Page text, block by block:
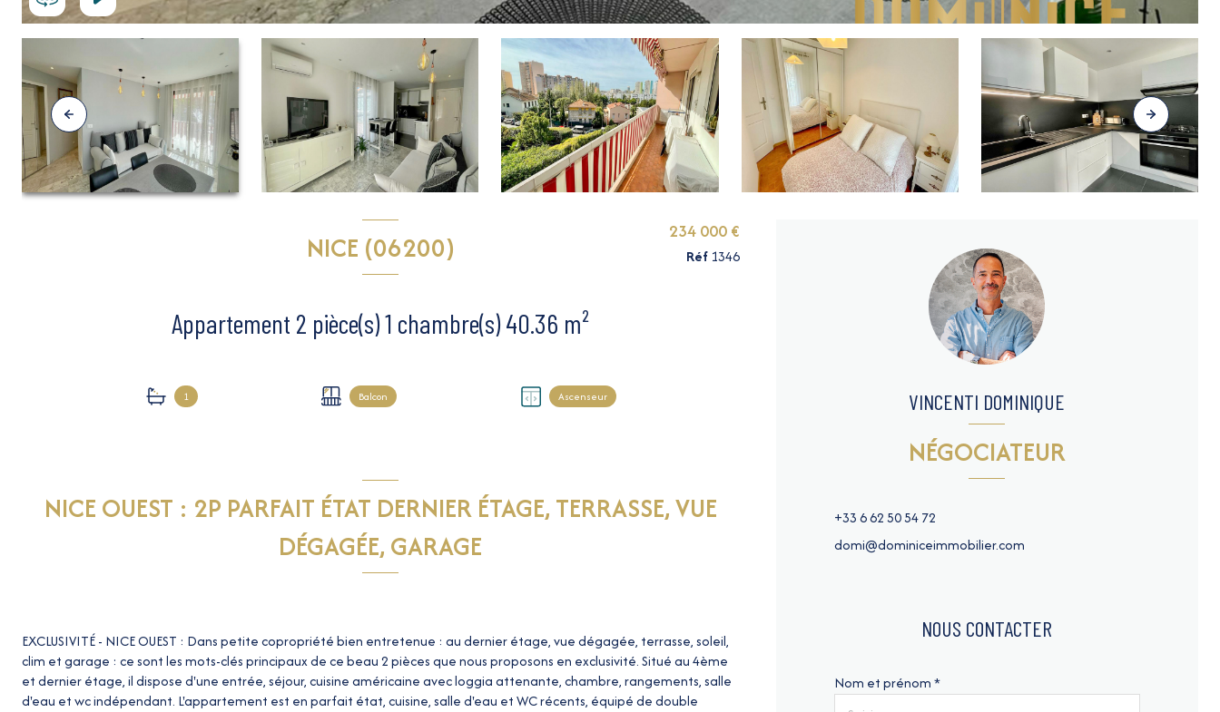
NICE (06200)
Appartement 2 pièce(s) 1 chambre(s) 40.36 m²
1 Balcon Ascenseur
234 000 €
Réf 1346
NICE OUEST : 2P PARFAIT ÉTAT DERNIER ÉTAGE, TERRASSE, VUE
DÉGAGÉE, GARAGE
EXCLUSIVITÉ - NICE OUEST : Dans petite copropriété bien entretenue : au dernier étage, vue dégagée, terrasse, soleil,
clim et garage : ce sont les mots-clés principaux de ce beau 2 pièces que nous proposons en exclusivité. Situéau 4ème
et dernier étage, il dispose d'une entrée, séjour, cuisine américaine avec loggia attenante, chambre, rangements, salle
d'eau et wc indépendant. L'appartement est en parfait état, cuisine, salle d'eau et WC récents, équipé de double
NÉGOCIATEUR
VINCENTI DOMINIQUE
+33 6 62 50 54 72
domi@dominiceimmobilier.com
NOUS CONTACTER
Nom et prénom *